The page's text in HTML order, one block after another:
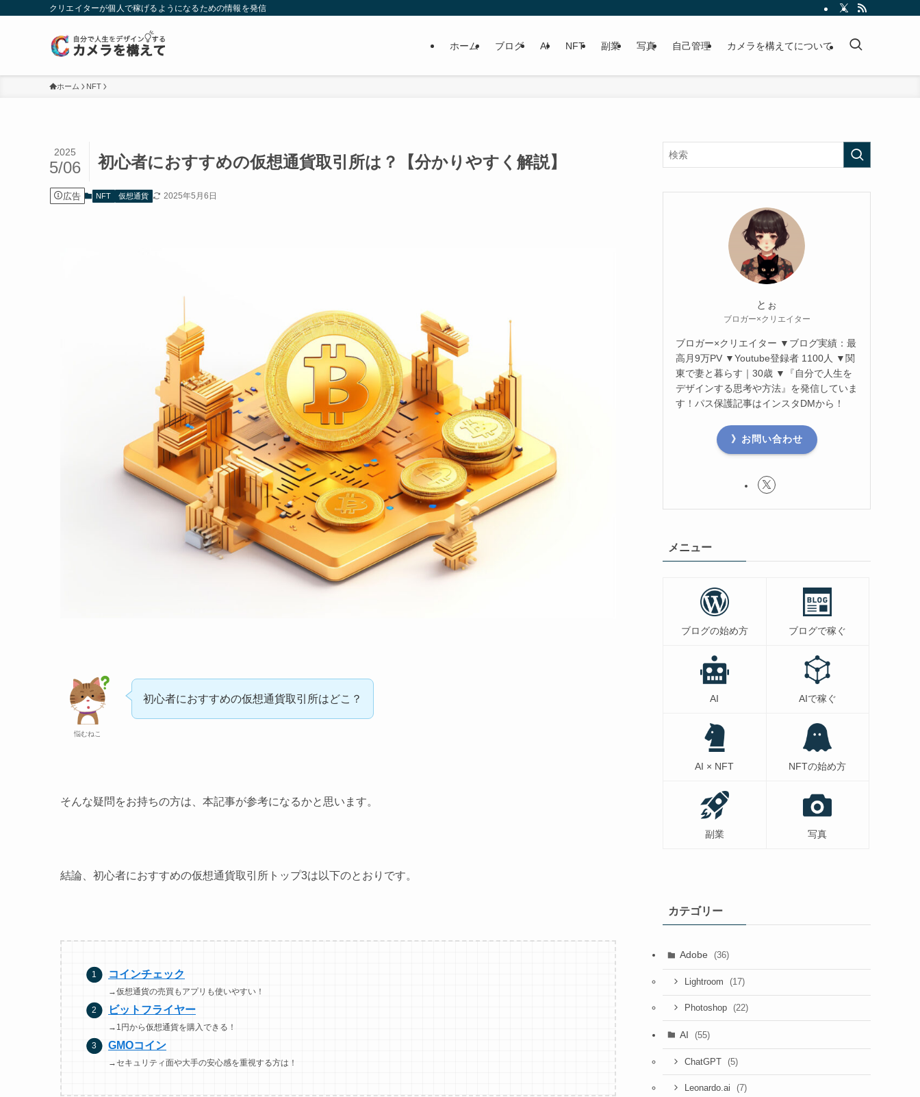
クリエイターが個人で稼げるようになるための情報を発信
ホーム ブログ AI NFT 副業 写真 自己管理 カメラを構えてについて
ホーム NFT
初心者におすすめの仮想通貨取引所は？【分かりやすく解説】
2025
5/06
広告 NFT 仮想通貨 2025年5月6日
悩むねこ
初心者におすすめの仮想通貨取引所はどこ？
そんな疑問をお持ちの方は、本記事が参考になるかと思います。
結論、初心者におすすめの仮想通貨取引所トップ3は以下のとおりです。
コインチェック
→仮想通貨の売買もアプリも使いやすい！
ビットフライヤー
→1円から仮想通貨を購入できる！
GMOコイン
→セキュリティ面や大手の安心感を重視する方は！
とぉ
ブロガー×クリエイター
ブロガー×クリエイター ▼ブログ実績：最
高月9万PV ▼Youtube登録者 1100人 ▼関
東で妻と暮らす｜30歳 ▼『自分で人生を
デザインする思考や方法』を発信していま
す！パス保護記事はインスタDMから！
》お問い合わせ
メニュー
ブログの始め方 ブログで稼ぐ
AI AIで稼ぐ
AI × NFT NFTの始め方
副業 写真
カテゴリー
Adobe (36)
Lightroom (17)
Photoshop (22)
AI (55)
ChatGPT (5)
Leonardo.ai (7)